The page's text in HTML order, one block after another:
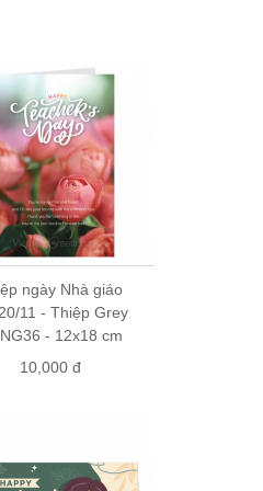
với chúng tôi để
ngày Nhà giáo
11 - Thiệp Grey
- 12x18 cm
10,000 đ